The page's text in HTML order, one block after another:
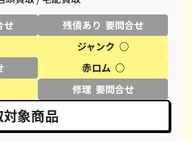
度見積(非公開)
度見積(非公開)
度見積(非公開)
度見積(非公開)
¥20,600
¥26,100
¥14,100
せ
残債あり 要問合せ
ジャンク ○
赤ロム ○
修理 要問合せ
象商品